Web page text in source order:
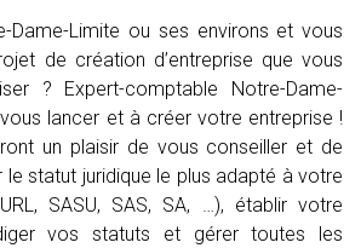
Dame-Limite ou ses environs et vous
de création d’entreprise que vous
? Expert-comptable Notre-Dame-
lancer et à créer votre entreprise !
un plaisir de vous conseiller et de
statut juridique le plus adapté à votre
SASU, SAS, SA, …), établir votre
vos statuts et gérer toutes les